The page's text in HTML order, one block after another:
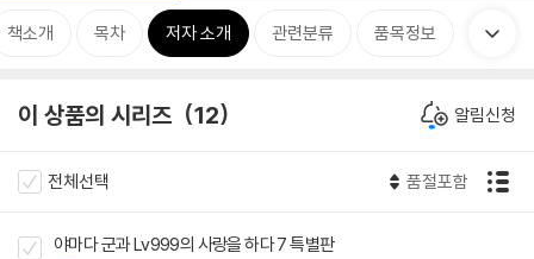
책소개 목차 저자 소개 관련분류 품목정보
이 상품의 시리즈 12 알림신청
전체선택 품절포함
야마다 군과 Lv999의 사랑을 하다 7 특별판